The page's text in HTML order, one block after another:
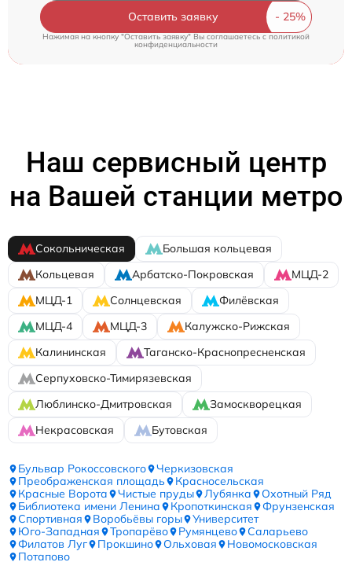
Оставить заявку
Нажимая на кнопку "Оставить заявку" Вы соглашаетесь c политикой
конфиденциальности
Наш сервисный центр
на Вашей станции метро
Сокольническая
Большая кольцевая
Кольцевая
Арбатско-Покровская
МЦД-2
МЦД-1
Солнцевская
Филёвская
МЦД-4
МЦД-3
Калужско-Рижская
Калининская
Таганско-Краснопресненская
Серпуховско-Тимирязевская
Люблинско-Дмитровская
Замоскворецкая
Некрасовская
Бутовская
Бульвар Рокоссовского
Черкизовская
Преображенская площадь
Красносельская
Красные Ворота
Чистые пруды Лубянка
Охотный Ряд
Библиотека имени Ленина
Кропоткинская
Фрунзенская
Спортивная
Воробьёвы горы
Университет
Юго-Западная
Тропарёво Румянцево
Саларьево
Филатов Луг
Прокшино Ольховая
Новомосковская
Потапово